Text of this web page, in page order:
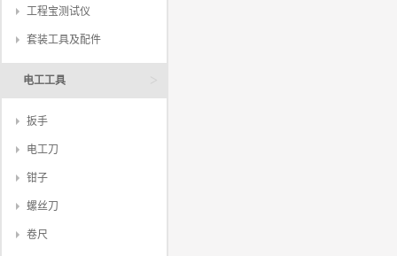
工程宝测试仪
套装工具及配件
电工工具
扳手
电工刀
钳子
螺丝刀
卷尺